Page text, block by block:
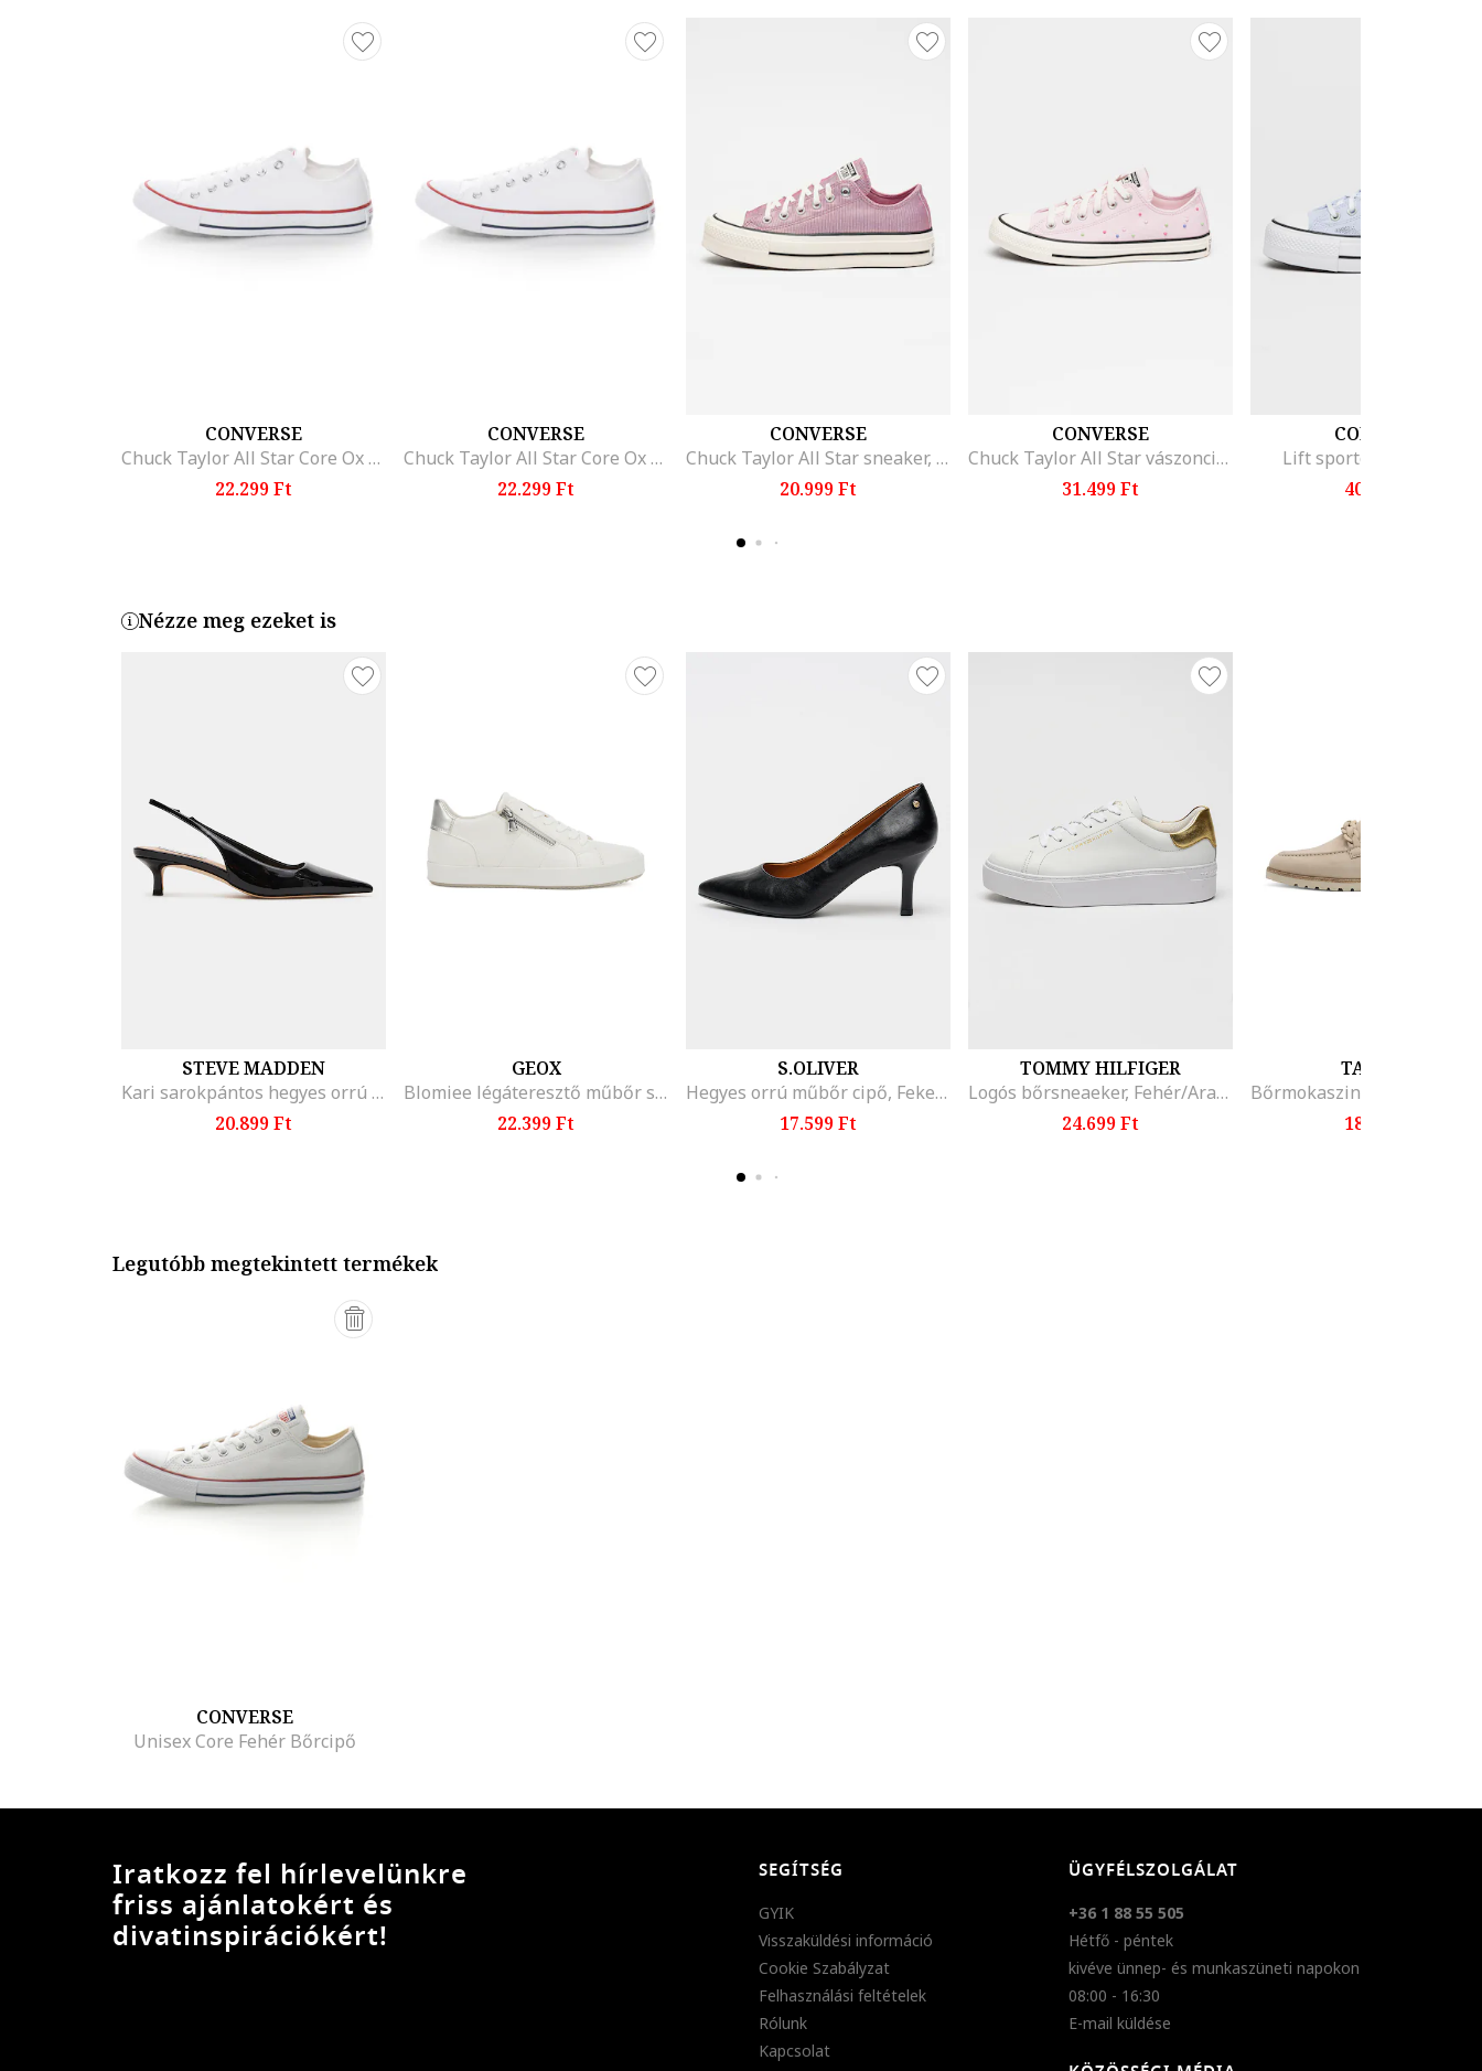
CONVERSE
Chuck Taylor All Star Core Ox uniszex vászoncipő, Fehér
22.299 Ft
CONVERSE
Chuck Taylor All Star Core Ox uniszex vászoncipő, Fehér
22.299 Ft
CONVERSE
Chuck Taylor All Star sneaker, Halványlila
20.999 Ft
CONVERSE
Chuck Taylor All Star vászoncipő gyöngyös díszítéssel, Világos rózsaszín
31.499 Ft
CONVERSE
Lift sportcipő hímzéssel
40.199 Ft
Nézze meg ezeket is
STEVE MADDEN
Kari sarokpántos hegyes orrú cipő, Fekete
20.899 Ft
GEOX
Blomiee légáteresztő műbőr sneaker fémes hatású szegélyekkel
22.399 Ft
S.OLIVER
Hegyes orrú műbőr cipő, Fekete
17.599 Ft
TOMMY HILFIGER
Logós bőrsneaeker, Fehér/Aranyszín
24.699 Ft
TAMARIS
18.799 Ft
Legutóbb megtekintett termékek
CONVERSE
Unisex Core Fehér Bőrcipő
Iratkozz fel hírlevelünkre
friss ajánlatokért és
divatinspirációkért!
SEGÍTSÉG
GYIK
Visszaküldési információ
Cookie Szabályzat
Felhasználási feltételek
Rólunk
Kapcsolat
ÜGYFÉLSZOLGÁLAT
+36 1 88 55 505
Hétfő - péntek
kivéve ünnep- és munkaszüneti napokon
08:00 - 16:30
E-mail küldése